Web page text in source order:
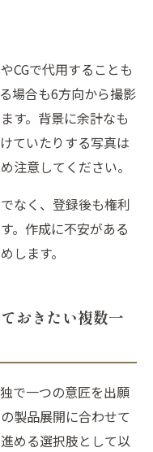
CGで代用することも
場合も6方向から撮影
す。背景に余計なも
ていたりする写真は
注意してください。
なく、登録後も権利
。作成に不安がある
します。
おきたい複数一
で一つの意匠を出願
製品展開に合わせて
める選択肢として以